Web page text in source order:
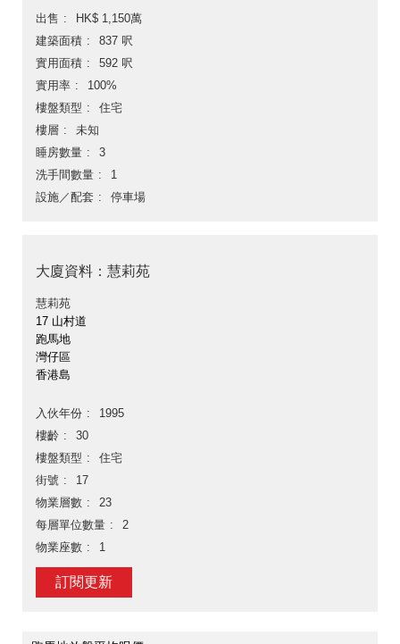
出售
HK$ 1,150萬
建築面積
837 呎
實用面積
592 呎
實用率
100%
樓盤類型
住宅
樓層
未知
睡房數量
3
洗手間數量
1
設施／配套
停車場
大廈資料：慧莉苑
慧莉苑
17 山村道
跑馬地
灣仔區
香港島
入伙年份
1995
樓齡
30
樓盤類型
住宅
街號
17
物業層數
23
每層單位數量
2
物業座數
1
訂閱更新